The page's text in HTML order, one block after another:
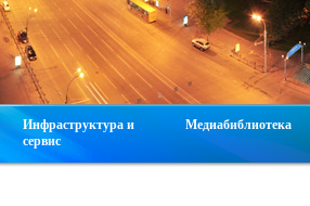
Инфраструктура и
сервис
Медиабиблиотека